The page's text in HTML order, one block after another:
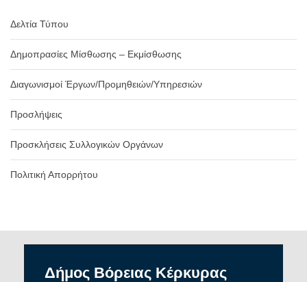
Δελτία Τύπου
Δημοπρασίες Μίσθωσης – Εκμίσθωσης
Διαγωνισμοί Έργων/Προμηθειών/Υπηρεσιών
Προσλήψεις
Προσκλήσεις Συλλογικών Οργάνων
Πολιτική Απορρήτου
Δήμος Βόρειας Κέρκυρας